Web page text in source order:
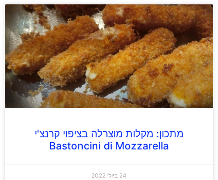
מתכון: מקלות מוצרלה בציפוי קרנצ'י
Bastoncini di Mozzarella
24 ביולי 2022